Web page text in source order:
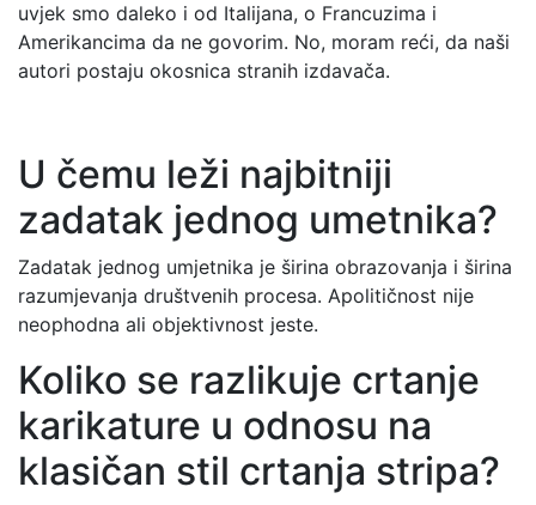
uvjek smo daleko i od Italijana, o Francuzima i
Amerikancima da ne govorim. No, moram reći, da naši
autori postaju okosnica stranih izdavača.
U čemu leži najbitniji
zadatak jednog umetnika?
Zadatak jednog umjetnika je širina obrazovanja i širina
razumjevanja društvenih procesa. Apolitičnost nije
neophodna ali objektivnost jeste.
Koliko se razlikuje crtanje
karikature u odnosu na
klasičan stil crtanja stripa?